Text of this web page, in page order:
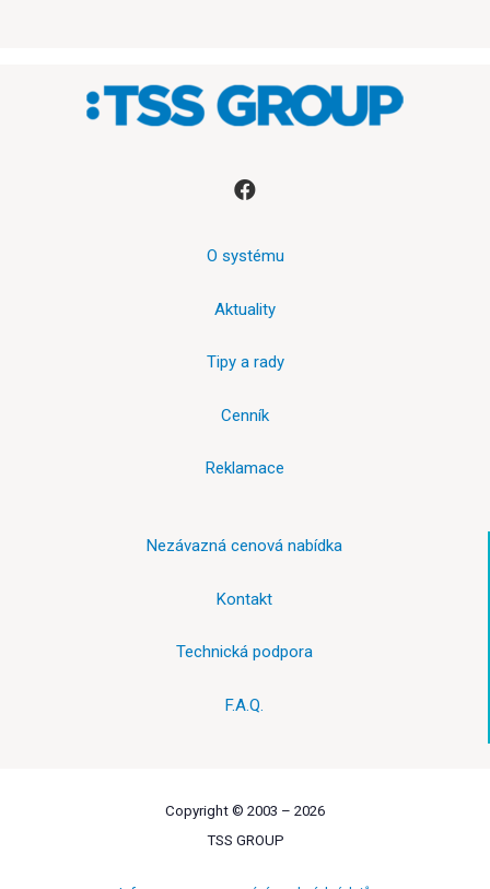
O systému
Aktuality
Tipy a rady
Cenník
Reklamace
Nezávazná cenová nabídka
Kontakt
Technická podpora
F.A.Q.
Copyright © 2003 – 2026
TSS GROUP